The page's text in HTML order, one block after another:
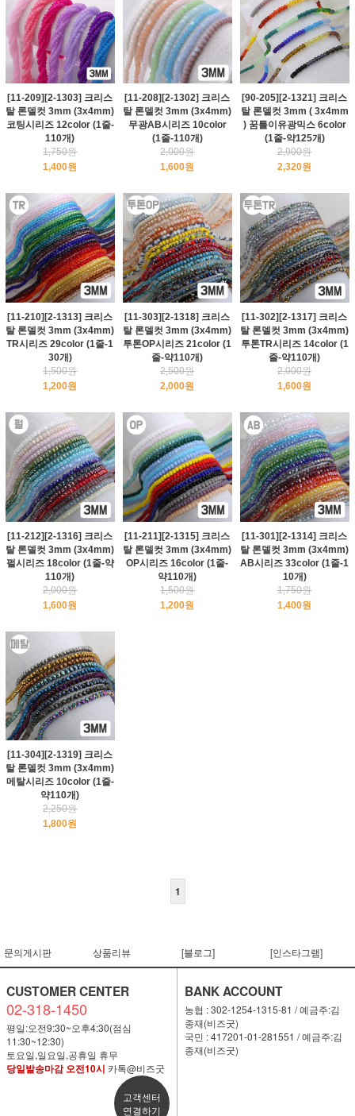
[11-209][2-1303] 크리스
탈 론델컷 3mm (3x4mm)
코팅시리즈 12color (1줄-
110개)
1,750원
1,400원
[11-208][2-1302] 크리스
탈 론델컷 3mm (3x4mm)
무광AB시리즈 10color
(1줄-110개)
2,000원
1,600원
[90-205][2-1321] 크리스
탈 론델컷 3mm ( 3x4mm
) 꿈틀이유광믹스 6color
(1줄-약125개)
2,900원
2,320원
[11-210][2-1313] 크리스
탈 론델컷 3mm (3x4mm)
TR시리즈 29color (1줄-1
30개)
1,500원
1,200원
[11-303][2-1318] 크리스
탈 론델컷 3mm (3x4mm)
투톤OP시리즈 21color (1
줄-약110개)
2,500원
2,000원
[11-302][2-1317] 크리스
탈 론델컷 3mm (3x4mm)
투톤TR시리즈 14color (1
줄-약110개)
2,000원
1,600원
[11-212][2-1316] 크리스
탈 론델컷 3mm (3x4mm)
펄시리즈 18color (1줄-약
110개)
2,000원
1,600원
[11-211][2-1315] 크리스
탈 론델컷 3mm (3x4mm)
OP시리즈 16color (1줄-
약110개)
1,500원
1,200원
[11-301][2-1314] 크리스
탈 론델컷 3mm (3x4mm)
AB시리즈 33color (1줄-1
10개)
1,750원
1,400원
[11-304][2-1319] 크리스
탈 론델컷 3mm (3x4mm)
메탈시리즈 10color (1줄-
약110개)
2,250원
1,800원
1
문의게시판 상품리뷰 [블로그] [인스타그램]
CUSTOMER CENTER
02-318-1450
평일:오전9:30~오후4:30(점심
11:30~12:30)
토요일,일요일,공휴일 휴무
당일발송마감 오전10시 카톡@비즈굿
고객센터
연결하기
BANK ACCOUNT
농협 : 302-1254-1315-81 / 예금주:김
종재(비즈굿)
국민 : 417201-01-281551 / 예금주:김
종재(비즈굿)